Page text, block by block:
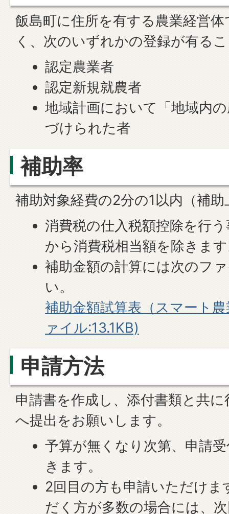
飯島町に住所を有する農業経営
く、次のいずれかの登録が有る
認定農業者
認定新規就農者
地域計画において「地域内
づけられた者
補助率
補助対象経費の2分の1以内（補
消費税の仕入税額控除を行
から消費税相当額を除きま
補助金額の計算には次のフ
い。
補助金額試算表（スマート
ァイル:13.1KB)
申請方法
申請書を作成し、添付書類と共
へ提出をお願いします。
予算が無くなり次第、申請
きます。
2回目の方も申請いただけ
だく方が多数の場合には、